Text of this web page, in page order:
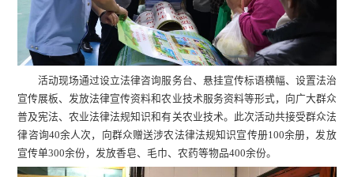
活动现场通过设立法律咨询服务台、悬挂宣传标语横幅、设置法治
宣传展板、发放法律宣传资料和农业技术服务资料等形式，向广大群众
普及宪法、农业法律法规知识和有关农业技术。此次活动共接受群众法
律咨询40余人次，向群众赠送涉农法律法规知识宣传册100余册，发放
宣传单300余份，发放香皂、毛巾、农药等物品400余份。